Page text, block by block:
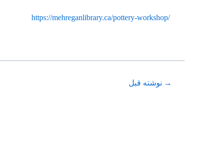
https://mehreganlibrary.ca/pottery-workshop/
→ نوشته قبل